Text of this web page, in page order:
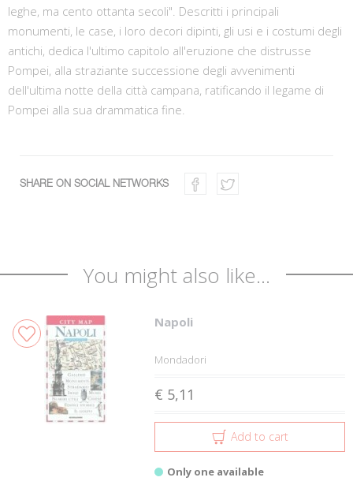
leghe, ma cento ottanta secoli". Descritti i principali
monumenti, le case, i loro decori dipinti, gli usi e i costumi degli
antichi, dedica l'ultimo capitolo all'eruzione che distrusse
Pompei, alla straziante successione degli avvenimenti
dell'ultima notte della città campana, ratificando il legame di
Pompei alla sua drammatica fine.
SHARE ON SOCIAL NETWORKS
You might also like...
Napoli
Mondadori
€ 5,11
Add to cart
Only one available